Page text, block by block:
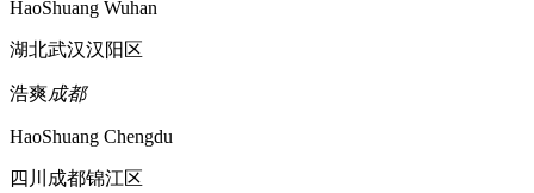
HaoShuang Wuhan
湖北武汉汉阳区
浩爽成都
HaoShuang Chengdu
四川成都锦江区